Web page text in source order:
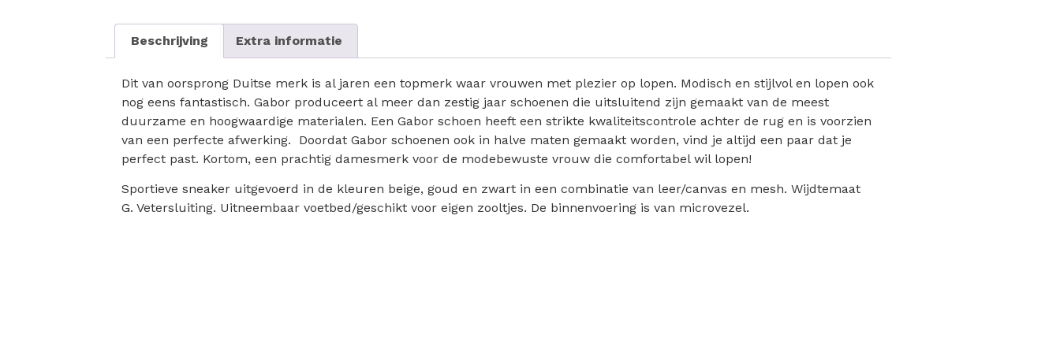
Beschrijving Extra informatie
Dit van oorsprong Duitse merk is al jaren een topmerk waar vrouwen met plezier op lopen. Modisch en stijlvol en lopen ook
nog eens fantastisch. Gabor produceert al meer dan zestig jaar schoenen die uitsluitend zijn gemaakt van de meest
duurzame en hoogwaardige materialen. Een Gabor schoen heeft een strikte kwaliteitscontrole achter de rug en is voorzien
van een perfecte afwerking. Doordat Gabor schoenen ook in halve maten gemaakt worden, vind je altijd een paar dat je
perfect past. Kortom, een prachtig damesmerk voor de modebewuste vrouw die comfortabel wil lopen!
Sportieve sneaker uitgevoerd in de kleuren beige, goud en zwart in een combinatie van leer/canvas en mesh. Wijdtemaat
G. Vetersluiting. Uitneembaar voetbed/geschikt voor eigen zooltjes. De binnenvoering is van microvezel.